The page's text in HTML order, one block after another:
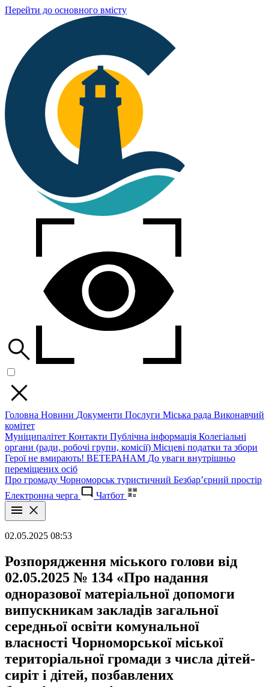
Перейти до основного вмісту
Головна Новини Документи Послуги Міська рада Виконавчий
комітет
Муніципалітет Контакти Публічна інформація Колегіальні
органи (ради, робочі групи, комісії) Місцеві податки та збори
Герої не вмирають! ВЕТЕРАНАМ До уваги внутрішньо
переміщених осіб
Про громаду Чорноморськ туристичний Безбар’єрний простір
Електронна черга
Чатбот
02.05.2025 08:53
Розпорядження міського голови від
02.05.2025 № 134 «Про надання
одноразової матеріальної допомоги
випускникам закладів загальної
середньої освіти комунальної
власності Чорноморської міської
територіальної громади з числа дітей-
сиріт і дітей, позбавлених